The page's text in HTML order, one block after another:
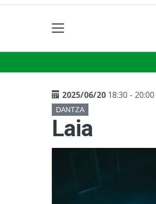
2025/06/20 18:30 - 20:00
DANTZA
Laia